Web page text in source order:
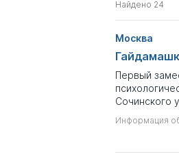
Для
кнопку
По
Если вы
Найдено 24
Москва
Первый
Сочинского
Информация